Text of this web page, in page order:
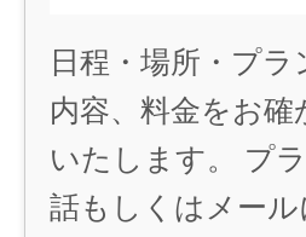
日程・場所・プ
内容、料金をお
いたします。 プ
話もしくはメー